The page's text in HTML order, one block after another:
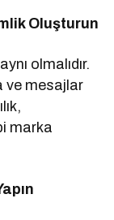
Oluşturun
olmalıdır.
ve mesajlar
marka